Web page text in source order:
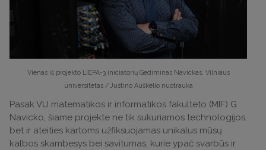
Vienas iš projekto LIEPA-3 iniciatorių Gediminas Navickas. Vilniaus
universitetas / Justino Auškelio nuotrauka
Pasak VU matematikos ir informatikos fakulteto (MIF) G.
Navicko, šiame projekte ne tik sukuriamos technologijos,
bet ir ateities kartoms užfiksuojamas unikalus mūsų
kalbos skambesys bei savitumas, kurie ypač svarbūs ir